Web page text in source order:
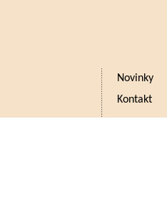
Novinky
Kontakt